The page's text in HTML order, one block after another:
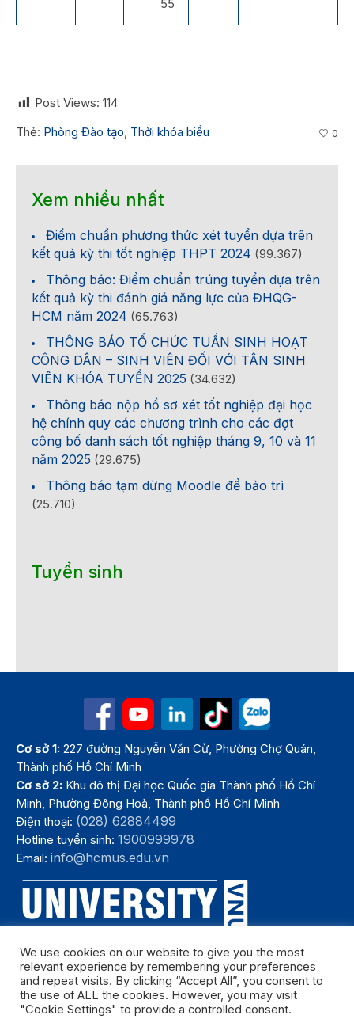
55
Post Views: 114
Thẻ: Phòng Đào tạo, Thời khóa biểu 0
Xem nhiều nhất
Điểm chuẩn phương thức xét tuyển dựa trên
kết quả kỳ thi tốt nghiệp THPT 2024 (99.367)
Thông báo: Điểm chuẩn trúng tuyển dựa trên
kết quả kỳ thi đánh giá năng lực của ĐHQG-
HCM năm 2024 (65.763)
THÔNG BÁO TỔ CHỨC TUẦN SINH HOẠT
CÔNG DÂN – SINH VIÊN ĐỐI VỚI TÂN SINH
VIÊN KHÓA TUYỂN 2025 (34.632)
Thông báo nộp hồ sơ xét tốt nghiệp đại học
hệ chính quy các chương trình cho các đợt
công bố danh sách tốt nghiệp tháng 9, 10 và 11
năm 2025 (29.675)
Thông báo tạm dừng Moodle để bảo trì
(25.710)
Tuyển sinh
Cơ sở 1: 227 đường Nguyễn Văn Cừ, Phường Chợ Quán,
Thành phố Hồ Chí Minh
Cơ sở 2: Khu đô thị Đại học Quốc gia Thành phố Hồ Chí
Minh, Phường Đông Hoà, Thành phố Hồ Chí Minh
Điện thoại: (028) 62884499
Hotline tuyển sinh:1900999978
Email:info@hcmus.edu.vn
We use cookies on our website to give you the most
relevant experience by remembering your preferences
and repeat visits. By clicking “Accept All”, you consent to
the use of ALL the cookies. However, you may visit
"Cookie Settings" to provide a controlled consent.